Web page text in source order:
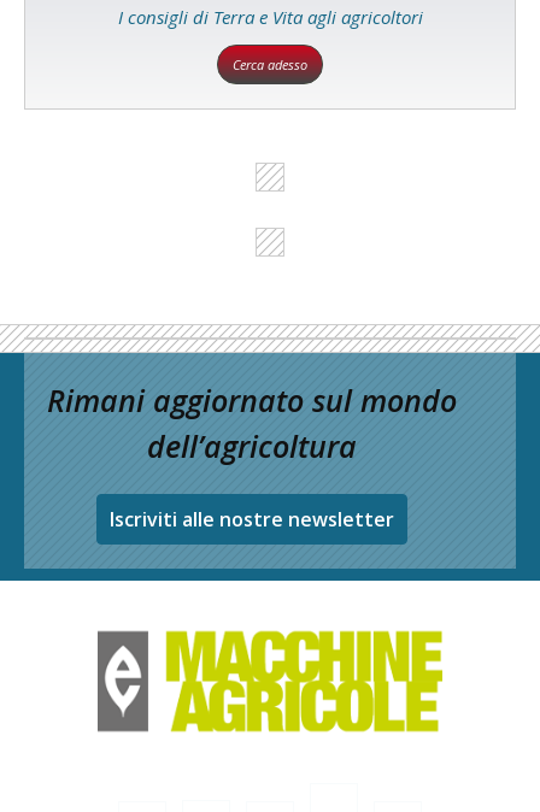
I consigli di Terra e Vita agli agricoltori
Cerca adesso
Rimani aggiornato sul mondo
dell’agricoltura
Iscriviti alle nostre newsletter